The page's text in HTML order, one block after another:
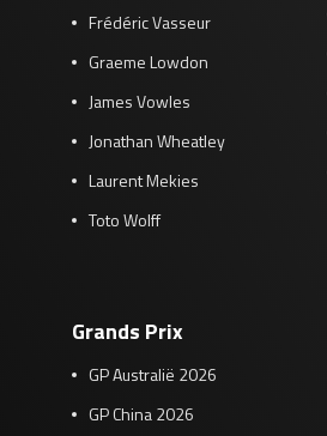
Frédéric Vasseur
Graeme Lowdon
James Vowles
Jonathan Wheatley
Laurent Mekies
Toto Wolff
Grands Prix
GP Australië 2026
GP China 2026